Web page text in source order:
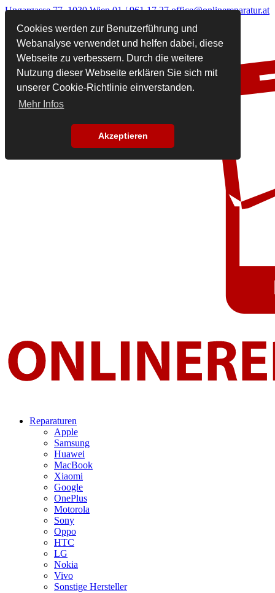
Cookies werden zur Benutzerführung und
Webanalyse verwendet und helfen dabei, diese
Webseite zu verbessern. Durch die weitere
Nutzung dieser Webseite erklären Sie sich mit
unserer Cookie-Richtlinie einverstanden.
Mehr Infos
Akzeptieren
Ungargasse 77, 1030 Wien 01 / 961 17 27 office@onlinereparatur.at
Reparaturen
Apple
Samsung
Huawei
MacBook
Xiaomi
Google
OnePlus
Motorola
Sony
Oppo
HTC
LG
Nokia
Vivo
Sonstige Hersteller